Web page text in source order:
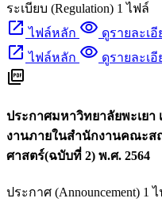
ระเบียบ (Regulation) 1 ไฟล์
open_in_new ไฟล์หลัก visibility ดูรายละเอี
open_in_new ไฟล์หลัก visibility ดูรายละเอี
picture_as_pdf
ประกาศมหาวิทยาลัยพะเยา
งานภายในสำนักงานคณะส
ศาสตร์(ฉบับที่ 2) พ.ศ. 2564
ประกาศ (Announcement) 1